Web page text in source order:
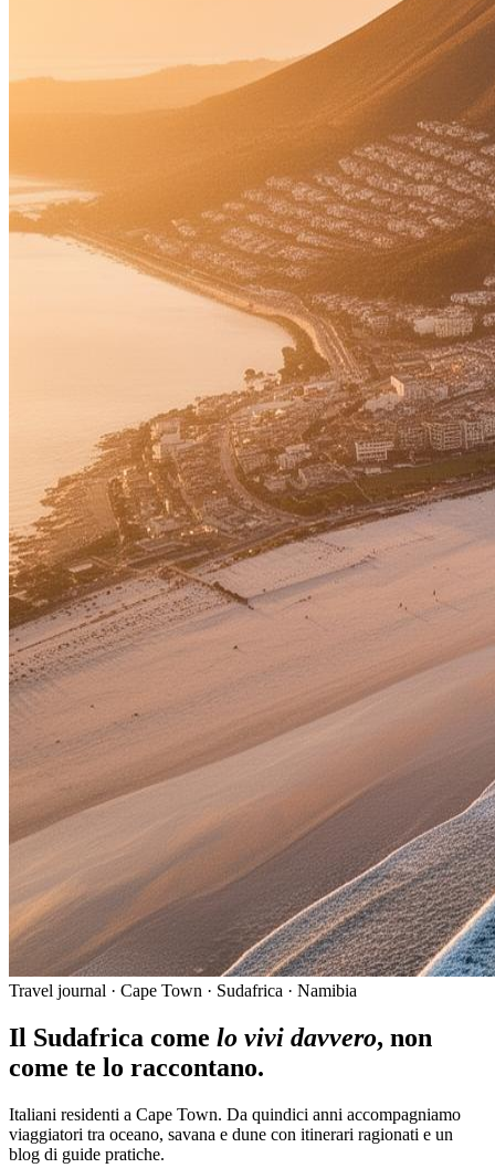
Travel journal · Cape Town · Sudafrica · Namibia
Il Sudafrica come lo vivi davvero, non
come te lo raccontano.
Italiani residenti a Cape Town. Da quindici anni accompagniamo
viaggiatori tra oceano, savana e dune con itinerari ragionati e un
blog di guide pratiche.